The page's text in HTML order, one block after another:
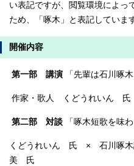
い表記ですが、閲覧環境によっ
ため、「啄木」と表記していま
開催内容
第一部 講演 「先輩は石川啄
作家・歌人 くどうれいん 氏
第二部 対談 「啄木短歌を味わ
くどうれいん 氏 × 石川啄
美 氏